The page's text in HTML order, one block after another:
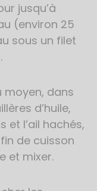
jusqu’à
(environ 25
sous un filet
moyen, dans
d’huile,
et l’ail hachés,
de cuisson
et mixer.